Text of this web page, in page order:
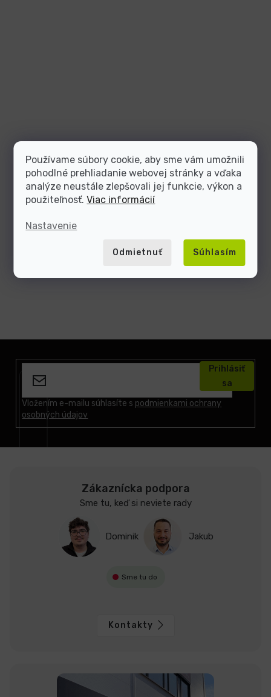
Používame súbory cookie, aby sme vám umožnili
pohodlné prehliadanie webovej stránky a vďaka
analýze neustále zlepšovali jej funkcie, výkon a
použiteľnosť.Viac informácií
Nastavenie
Odmietnuť Súhlasím
Vložením e-mailu súhlasíte s podmienkami ochrany
osobných údajov
Prihlásiť
sa
Zákaznícka podpora
Sme tu, keď si neviete rady
Dominik Jakub
Sme tu do
Kontakty